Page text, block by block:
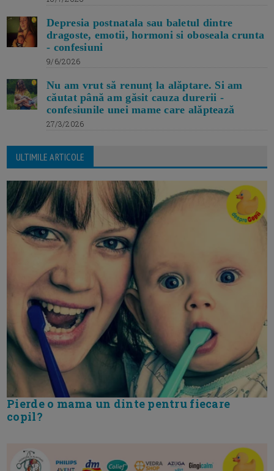
Depresia postnatala sau baletul dintre
dragoste, emotii, hormoni si oboseala crunta
- confesiuni
9/6/2026
Nu am vrut să renunț la alăptare. Si am
căutat până am găsit cauza durerii -
confesiunile unei mame care alăptează
27/3/2026
ULTIMILE ARTICOLE
Pierde o mama un dinte pentru fiecare
copil?